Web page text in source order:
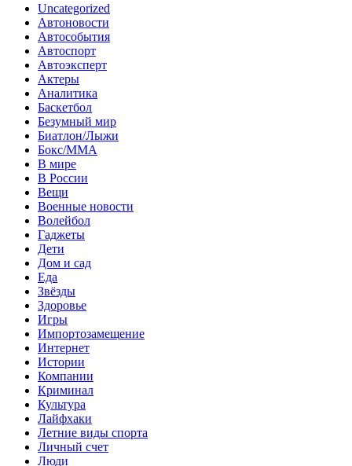
Uncategorized
Автоновости
Автособытия
Автоспорт
Автоэксперт
Актеры
Аналитика
Баскетбол
Безумный мир
Биатлон/Лыжи
Бокс/MMA
В мире
В России
Вещи
Военные новости
Волейбол
Гаджеты
Дети
Дом и сад
Еда
Звёзды
Здоровье
Игры
Импортозамещение
Интернет
Истории
Компании
Криминал
Культура
Лайфхаки
Летние виды спорта
Личный счет
Люди